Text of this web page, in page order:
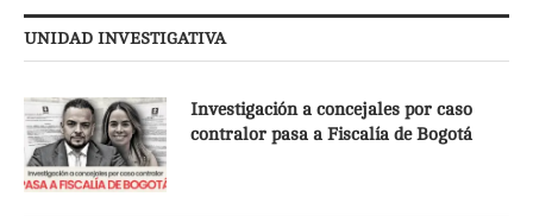
UNIDAD INVESTIGATIVA
Investigación a concejales por caso
contralor pasa a Fiscalía de Bogotá